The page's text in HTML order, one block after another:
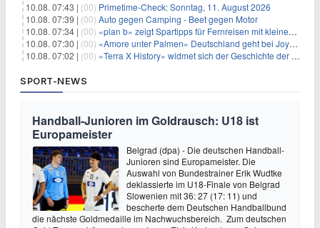
10.08. 07:43 | (00) Primetime-Check: Sonntag, 11. August 2026
10.08. 07:39 | (00) Auto gegen Camping - Beet gegen Motor
10.08. 07:34 | (00) «plan b» zeigt Spartipps für Fernreisen mit kleinem Budget
10.08. 07:30 | (00) «Amore unter Palmen» Deutschland geht bei Joyn weiter
10.08. 07:02 | (00) «Terra X History» widmet sich der Geschichte der deutschen Vereine
SPORT-NEWS
Handball-Junioren im Goldrausch: U18 ist
Europameister
Belgrad (dpa) - Die deutschen Handball-
Junioren sind Europameister. Die
Auswahl von Bundestrainer Erik Wudtke
deklassierte im U18-Finale von Belgrad
Slowenien mit 36: 27 (17: 11) und
bescherte dem Deutschen Handballbund
die nächste Goldmedaille im Nachwuchsbereich. Zum deutschen